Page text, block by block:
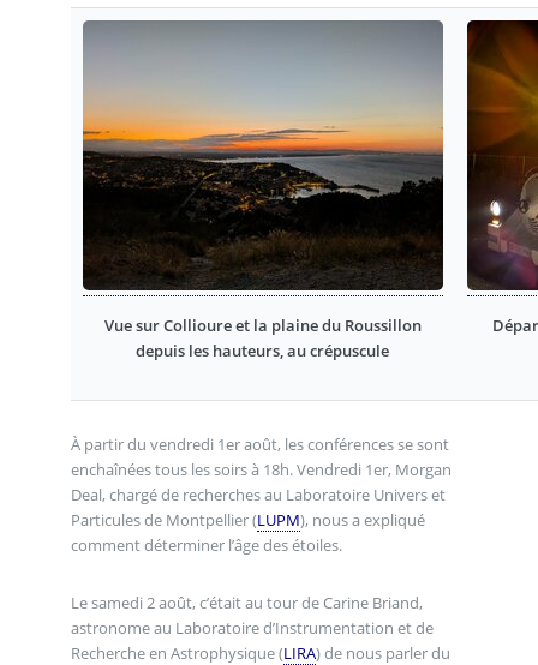
Vue sur Collioure et la plaine du Roussillon
depuis les hauteurs, au crépuscule
À partir du vendredi 1er août, les conférences se sont
enchaînées tous les soirs à 18h. Vendredi 1er, Morgan
Deal, chargé de recherches au Laboratoire Univers et
Particules de Montpellier (LUPM), nous a expliqué
comment déterminer l’âge des étoiles.
Le samedi 2 août, c’était au tour de Carine Briand,
astronome au Laboratoire d’Instrumentation et de
Recherche en Astrophysique (LIRA) de nous parler du